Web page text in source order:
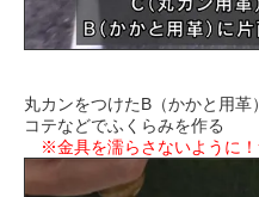
丸カンをつけたB（かかと用
コテなどでふくらみを作る
※金具を濡らさないように！